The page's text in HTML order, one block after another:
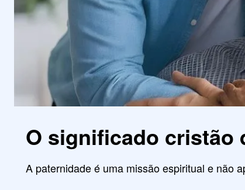
O significado cristão
A paternidade é uma missão espiritual e não